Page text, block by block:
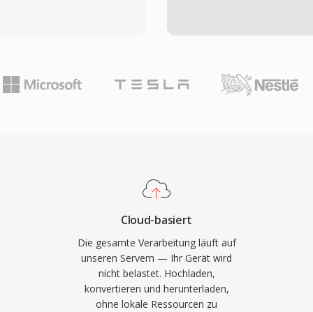
ab. Ein
von
bewältigt zudem
als viele
bleibt, wo
um Platz
bieten native
Cloud-basiert
Die gesamte Verarbeitung läuft auf
unseren Servern — Ihr Gerät wird
nicht belastet. Hochladen,
konvertieren und herunterladen,
ohne lokale Ressourcen zu